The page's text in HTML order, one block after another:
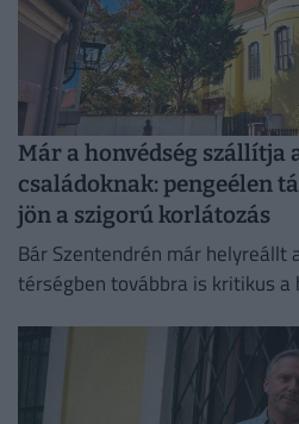
Már a honvédség szállítja
családoknak: pengeélen
jön a szigorú korlátozás
Bár Szentendrén már helyreállt
térségben továbbra is kritikus a